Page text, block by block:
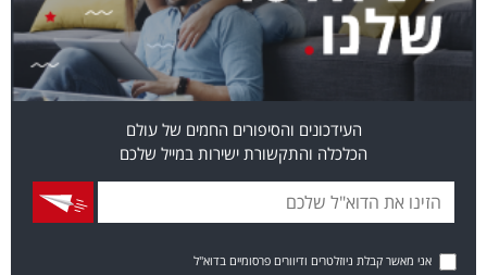
העידכונים והסיפורים החמים של עולם
הכלכלה והתקשורת ישירות במייל שלכם
אני מאשר קבלת ניוזלטרים ודיוורים פרסומיים בדוא"ל